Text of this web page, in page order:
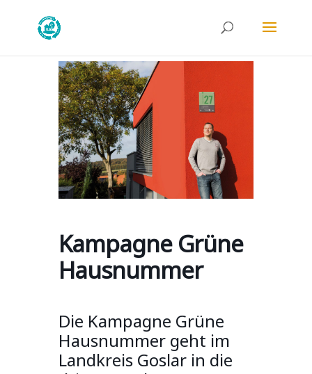
Kampagne Grüne
Hausnummer
Die Kampagne Grüne
Hausnummer geht im
Landkreis Goslar in die